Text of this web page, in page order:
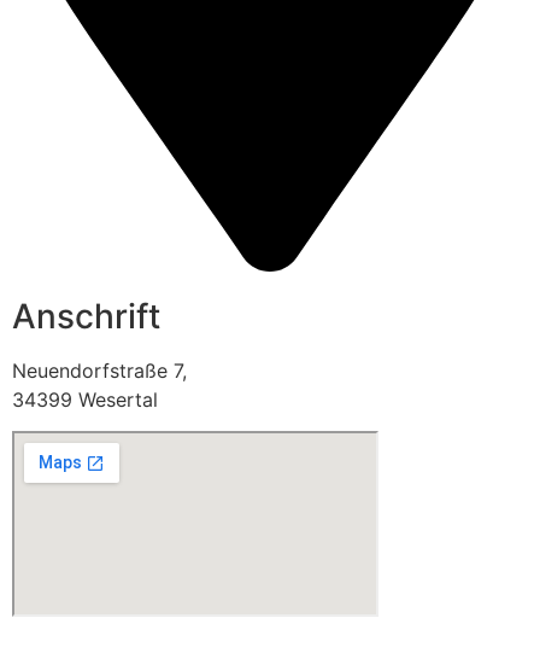
Anschrift
Neuendorfstraße 7,
34399 Wesertal